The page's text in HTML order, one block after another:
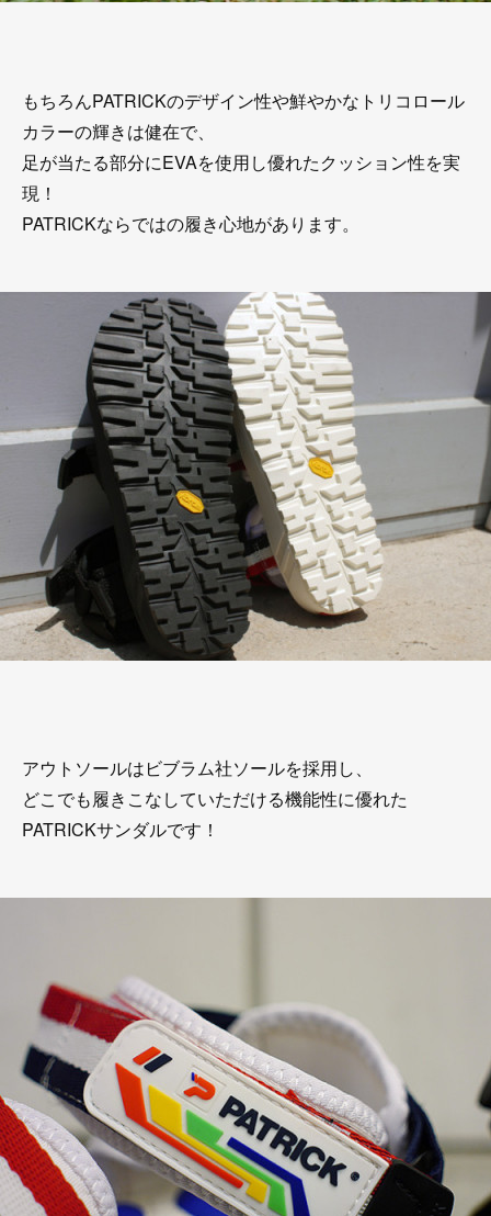
もちろんPATRICKのデザイン性や鮮やかなトリコロール
カラーの輝きは健在で、
足が当たる部分にEVAを使用し優れたクッション性を実
現！
PATRICKならではの履き心地があります。
アウトソールはビブラム社ソールを採用し、
どこでも履きこなしていただける機能性に優れた
PATRICKサンダルです！